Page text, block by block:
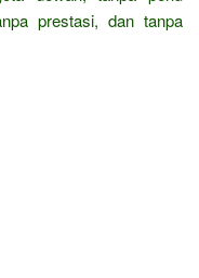
prestasi, dan tanpa